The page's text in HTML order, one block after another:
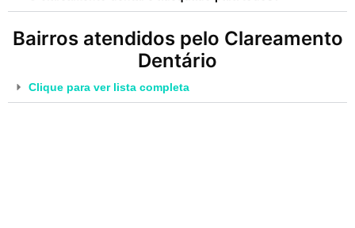
Bairros atendidos pelo Clareamento
Dentário
Clique para ver lista completa